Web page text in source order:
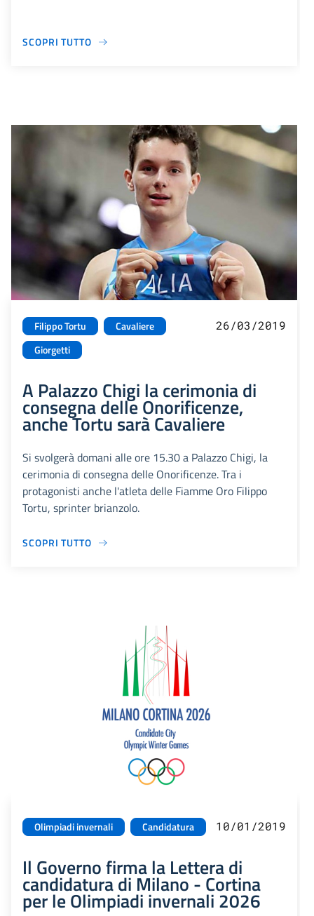
SCOPRI TUTTO
Filippo Tortu
Cavaliere
Giorgetti
26/03/2019
A Palazzo Chigi la cerimonia di
consegna delle Onorificenze,
anche Tortu sarà Cavaliere
Si svolgerà domani alle ore 15.30 a Palazzo Chigi, la
cerimonia di consegna delle Onorificenze. Tra i
protagonisti anche l'atleta delle Fiamme Oro Filippo
Tortu, sprinter brianzolo.
SCOPRI TUTTO
Olimpiadi invernali Candidatura 10/01/2019
Il Governo firma la Lettera di
candidatura di Milano - Cortina
per le Olimpiadi invernali 2026